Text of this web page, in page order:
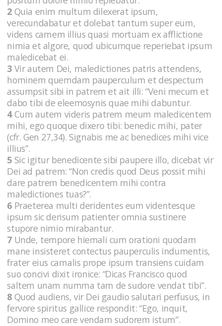
2 Quia enim multum dilexerat ipsum,
verecundabatur et dolebat tantum super eum,
videns carnem illius quasi mortuam ex afflictione
nimia et algore, quod ubicumque reperiebat ipsum
maledicebat ei.
3 Vir autem Dei, maledictiones patris attendens,
hominem quemdam pauperculum et despectum
assumpsit sibi in patrem et ait illi: “Veni mecum et
dabo tibi de eleemosynis quae mihi dabuntur.
4Cum autem videris patrem meum maledicentem
mihi, ego quoque dixero tibi: benedic mihi, pater
(cfr. Gen 27,34). Signabis me ac benedices mihi vice
illius”.
5 Sic igitur benedicente sibi paupere illo, dicebat vir
Dei ad patrem: “Non credis quod Deus possit mihi
dare patrem benedicentem mihi contra
maledictiones tuas?”.
6 Praeterea multi deridentes eum videntesque
ipsum sic derisum patienter omnia sustinere
stupore nimio mirabantur.
7 Unde, tempore hiemali cum orationi quodam
mane insisteret contectus pauperculis indumentis,
frater eius carnalis prope ipsum transiens cuidam
suo concivi dixit ironice: “Dicas Francisco quod
saltem unam numma tam de sudore vendat tibi”.
8 Quod audiens, vir Dei gaudio salutari perfusus, in
fervore spiritus gallice respondit: “Ego, inquit,
Domino meo care vendam sudorem istum”.